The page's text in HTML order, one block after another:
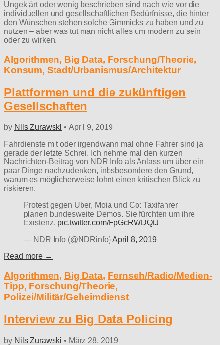
Ungeklärt oder wenig beschrieben sind nach wie vor die
individuellen und gesellschaftlichen Bedürfnisse, die hinter
den Wünschen stehen solche Gimmicks zu haben und zu
nutzen – aber was tut man nicht alles um modern zu sein
oder zu wirken.
Algorithmen, Big Data, Forschung/Theorie,
Konsum, Stadt/Urbanismus/Architektur
Plattformen und die zukünftigen
Gesellschaften
by Nils Zurawski • April 9, 2019
Fahrdienste mit oder irgendwann mal ohne Fahrer sind ja
gerade der letzte Schrei. Ich nehme mal den kurzen
Nachrichten-Beitrag von NDR Info als Anlass um über ein
paar Dinge nachzudenken, inbsbesondere den Grund,
warum es möglicherweise lohnt einen kritischen Blick zu
riskieren.
Protest gegen Uber, Moia und Co: Taxifahrer
planen bundesweite Demos. Sie fürchten um ihre
Existenz. pic.twitter.com/FpGcRWDQtJ
— NDR Info (@NDRinfo)April 8, 2019
Read more →
Algorithmen, Big Data, Fernseh/Radio/Medien-
Tipp, Forschung/Theorie,
Polizei/Militär/Geheimdienst
Interview zu Big Data Policing
by Nils Zurawski • März 28, 2019